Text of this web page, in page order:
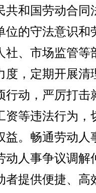
共和国劳动合同
位的守法意识和
社、市场监管等
度，定期开展清
行动，严厉打击
资等违法行为，
益。畅通劳动人
动人事争议调解
者提供便捷、高